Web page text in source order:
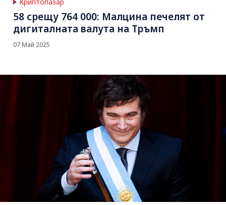
58 срещу 764 000: Малцина печелят от
дигиталната валута на Тръмп
07 Май 2025